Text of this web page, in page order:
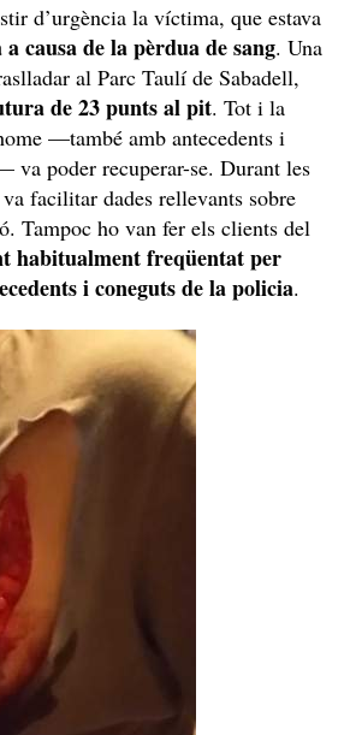
d’urgència la víctima, que estava
causa de la pèrdua de sang. Una
al Parc Taulí de Sabadell,
de 23 punts al pit. Tot i la
—també amb antecedents i
va poder recuperar-se. Durant les
facilitar dades rellevants sobre
Tampoc ho van fer els clients del
habitualment freqüentat per
i coneguts de la policia.